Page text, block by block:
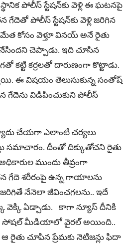
పోలీస్ స్టేషన్‌కు వెళ్లి ఈ ఘటనపై
గేదెతో పోలీస్ స్టేషన్‌కు వెళ్లి జరిగిన
కోసం వెళ్తూ వినయ్ అనే రైతు
చెప్పాడు. ఇది చూసిన
కట్టి కర్రలతో దారుణంగా కొట్టాడు.
ఈ విషయం తెలుసుకున్న సంతోష్
గేదెను విడిపించుకుని పోలీస్
చేయగా ఎలాంటి చర్యలు
సమాచారం. దీంతో దిక్కుతోచని రైతు
ముందు తీవ్రంగా
గేదె శరీరంపై ఉన్న గాయాలను
నేనెలా జీవించగలను.. ఇదే
వెక్కి ఏడ్చాడు. కాగా న్యూస్ దీనికి
సోషల్ మీడియాలో వైరల్ అయింది..
రైతు చూపిన ప్రేమకు నెటిజన్లు ఫిదా